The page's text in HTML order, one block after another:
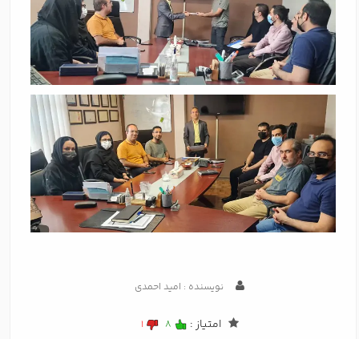
نویسنده : امید احمدی
امتیاز : 8
1